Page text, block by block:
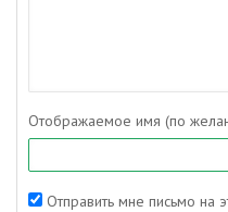
Отображаемое имя (по
Отправить мне письмо на